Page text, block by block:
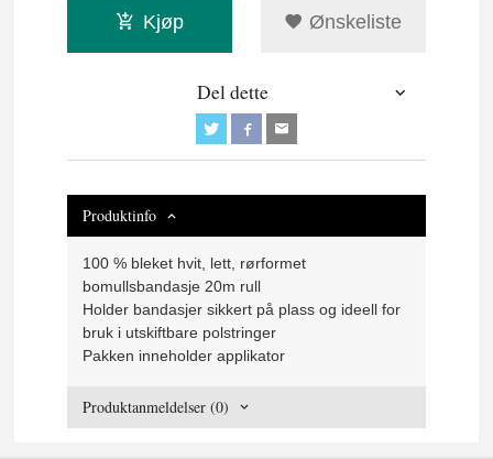
Kjøp Ønskeliste
Del dette
Produktinfo
100 % bleket hvit, lett, rørformet
bomullsbandasje 20m rull
Holder bandasjer sikkert på plass og ideell for
bruk i utskiftbare polstringer
Pakken inneholder applikator
Produktanmeldelser (0)